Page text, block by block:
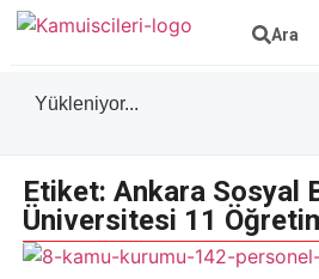
Ara
Yükleniyor...
Etiket: Ankara Sosyal
Üniversitesi 11